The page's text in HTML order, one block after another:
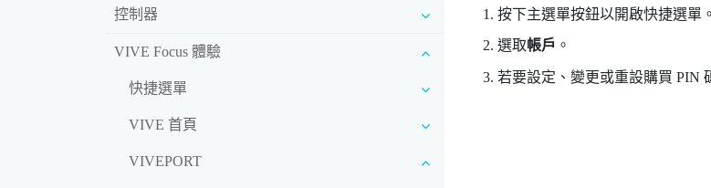
控制器
VIVE Focus 體驗
快捷選單
VIVE 首頁
VIVEPORT
按下主選單按鈕以開啟快捷選單。
選取帳戶 。
若要設定、變更或重設購買 PIN